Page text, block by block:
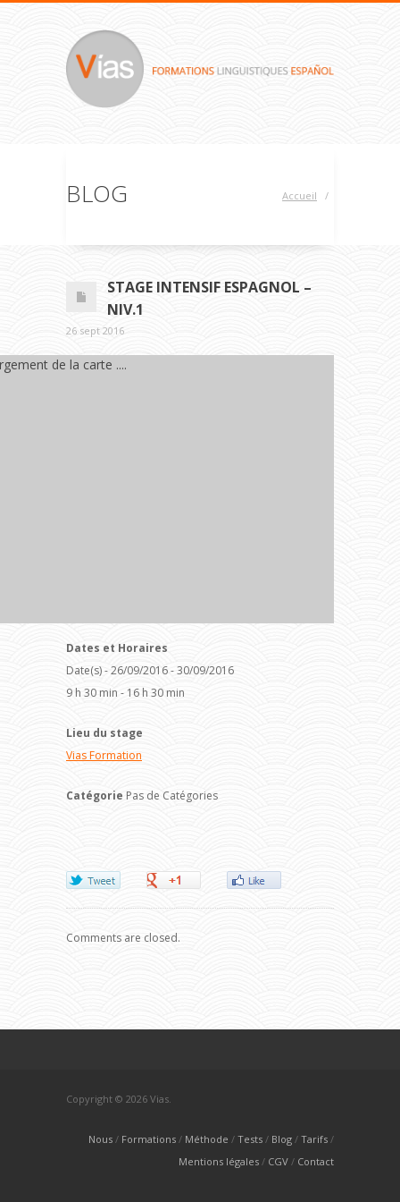
BLOG Accueil /
STAGE INTENSIF ESPAGNOL –
NIV.1
26 sept 2016
de la carte ....
Dates et Horaires
Date(s) - 26/09/2016 - 30/09/2016
9 h 30 min - 16 h 30 min
Lieu du stage
Vias Formation
Catégorie Pas de Catégories
Comments are closed.
Copyright © 2026 Vias.
Nous Formations Méthode Tests Blog
Tarifs
Mentions légales
CGV Contact